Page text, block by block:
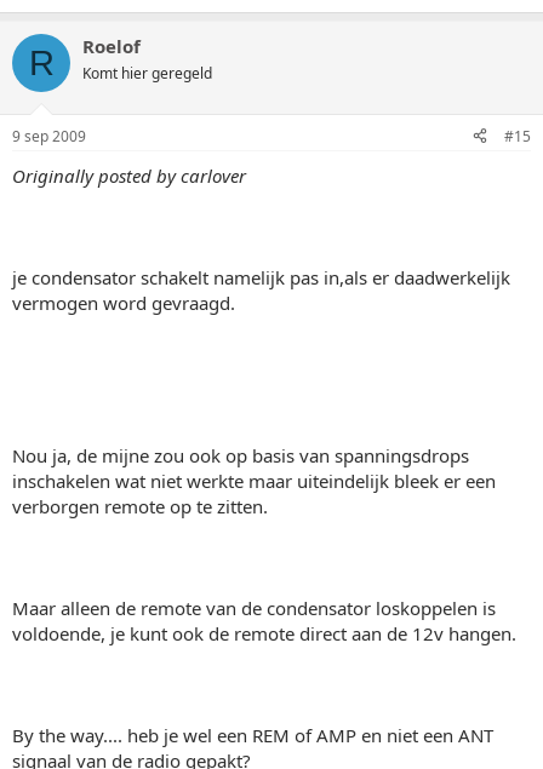
R Roelof
Komt hier geregeld
9 sep 2009 #15
Originally posted by carlover
je condensator schakelt namelijk pas in,als er daadwerkelijk
vermogen word gevraagd.
Nou ja, de mijne zou ook op basis van spanningsdrops
inschakelen wat niet werkte maar uiteindelijk bleek er een
verborgen remote op te zitten.
Maar alleen de remote van de condensator loskoppelen is
voldoende, je kunt ook de remote direct aan de 12v hangen.
By the way.... heb je wel een REM of AMP en niet een ANT
signaal van de radio gepakt?